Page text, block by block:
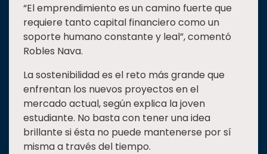
“El emprendimiento es un camino fuerte que
requiere tanto capital financiero como un
soporte humano constante y leal”, comentó
Robles Nava.
La sostenibilidad es el reto más grande que
enfrentan los nuevos proyectos en el
mercado actual, según explica la joven
estudiante. No basta con tener una idea
brillante si ésta no puede mantenerse por sí
misma a través del tiempo.